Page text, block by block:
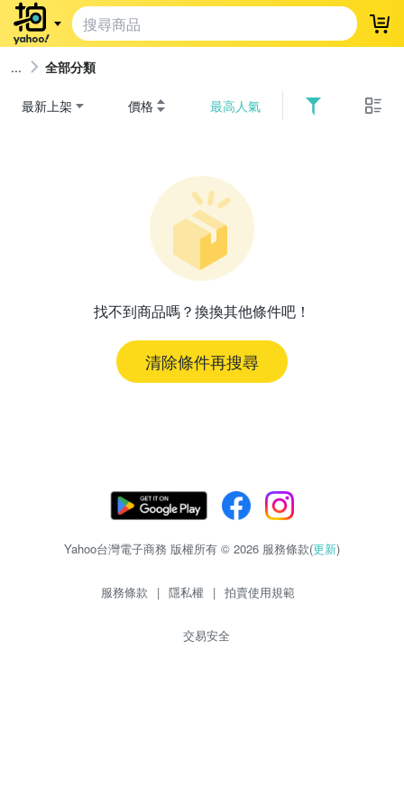
登
全部分類
最新上架 價格 最高人氣
找不到商品嗎？換換其他條件吧！
清除條件再搜尋
Yahoo台灣電子商務 版權所有 © 2026 服務條款(更新)
服務條款 | 隱私權 | 拍賣使用規範
交易安全